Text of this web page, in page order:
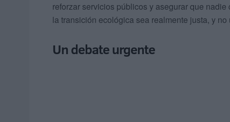
reforzar servicios públicos y asegurar que
la transición ecológica sea realmente justa, y no
Un debate urgente